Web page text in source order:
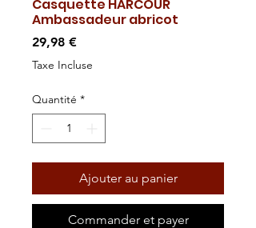
Casquette HARCOUR
Ambassadeur abricot
29,98 €Prix
Taxe Incluse
Quantité *
Ajouter au panier
Commander et payer